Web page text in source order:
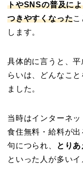
トやSNSの普及に
つきやすくなった
します。
具体的に言うと、
らいは、どんなこ
ました。
当時はインターネ
食住無料・給料が
句につられ、
とり
といった人が多いイ